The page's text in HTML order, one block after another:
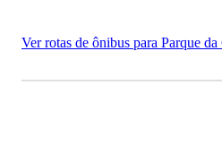
Ver rotas de ônibus para Parque